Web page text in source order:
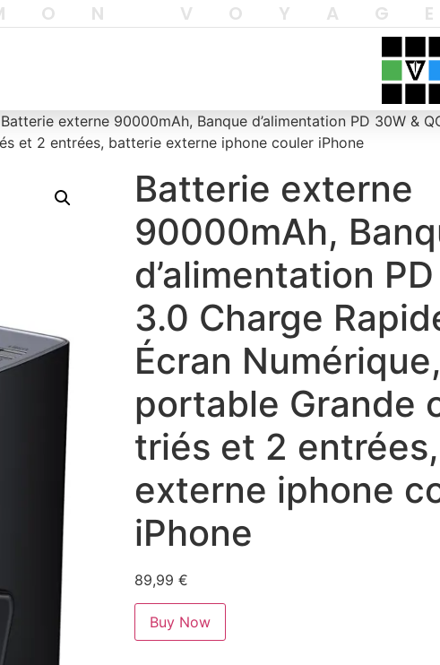
externe 90000mAh, Banque d’alimentation PD 30W &
et 2 entrées, batterie externe iphone couler iPhone
Batterie externe
90000mAh,
d’alimentation
3.0 Charge
Écran
portable Grande
triés et 2
externe iphone
iPhone
89,99 €
Buy Now